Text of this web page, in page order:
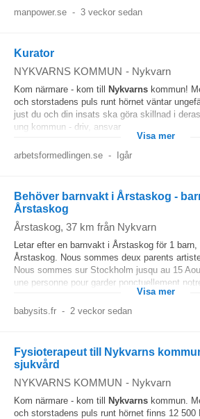
manpower.se - 3 veckor sedan
Kurator
NYKVARNS KOMMUN - Nykvarn
Kom närmare - kom till Nykvarns kommun!
och storstadens puls runt hörnet väntar
just du och din insats ska göra skillnad i
ung kommun - driv, ansvar...
Visa mer
arbetsformedlingen.se - Igår
Behöver barnvakt i Årstaskog -
Årstaskog
Årstaskog, 37 km från Nykvarn
Letar efter en barnvakt i Årstaskog för 1 barn,
Årstaskog. Nous sommes deux parents
Nous sommes sur Stockholm jusqu au 15
une personne pour garder ponctuellement
Visa mer
babysits.fr - 2 veckor sedan
Fysioterapeut till Nykvarns
sjukvård
NYKVARNS KOMMUN - Nykvarn
Kom närmare - kom till Nykvarns kommun.
och storstadens puls runt hörnet finns 12 500